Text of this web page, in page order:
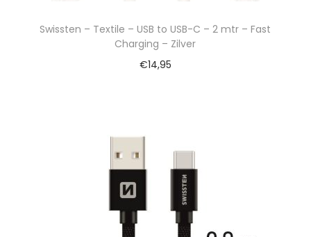
Swissten – Textile – USB to USB-C – 2 mtr – Fast
Charging – Zilver
€14,95